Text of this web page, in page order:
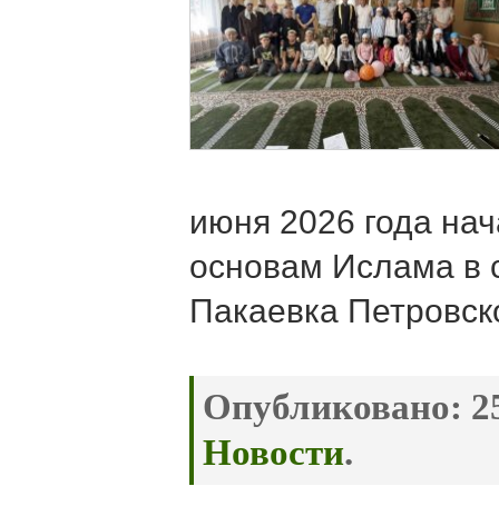
июня 2026 года
основам Ислама в
Пакаевка
Опубликовано:
Новости.